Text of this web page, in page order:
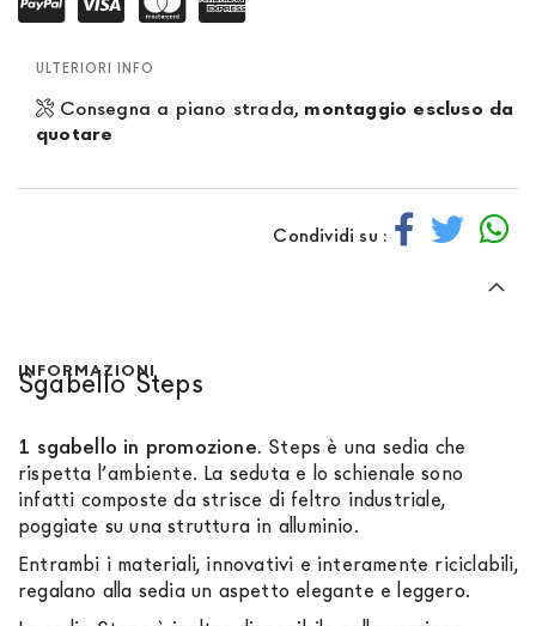
ULTERIORI INFO
Consegna a piano strada, montaggio escluso da
quotare
Condividi su :
INFORMAZIONI
Sgabello Steps
1 sgabello in promozione. Steps è una sedia che
rispetta l’ambiente. La seduta e lo schienale sono
infatti composte da strisce di feltro industriale,
poggiate su una struttura in alluminio.
Entrambi i materiali, innovativi e interamente riciclabili,
regalano alla sedia un aspetto elegante e leggero.